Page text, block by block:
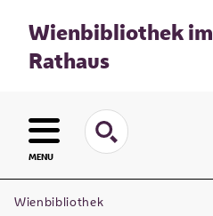
Wienbibliothek im
Rathaus
MENU
Wienbibliothek